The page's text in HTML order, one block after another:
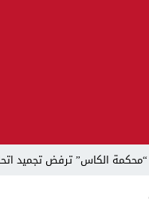
“محكمة الكاس” ترفض تجميد